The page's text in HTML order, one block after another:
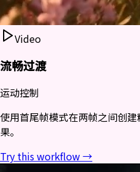
Video
流畅过渡
运动控制
使用首尾帧模式在两帧之间创
果。
Try this workflow →